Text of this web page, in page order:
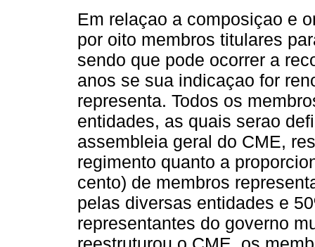
Em relaçao a composiçao e
por oito membros titulares
sendo que pode ocorrer a
anos se sua indicaçao for
representa. Todos os
entidades, as quais serao
assembleia geral do CME,
regimento quanto a
cento) de membros
pelas diversas entidades e
representantes do governo